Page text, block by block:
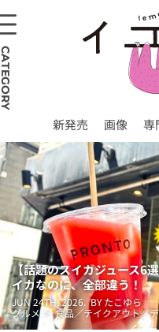
新発売 画像 専
カジュース6選飲み比べ】
全部違う！
BY たこゆら
イクアウト／デリバリー